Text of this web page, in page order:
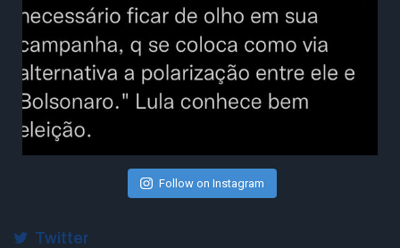
Follow on Instagram
Twitter